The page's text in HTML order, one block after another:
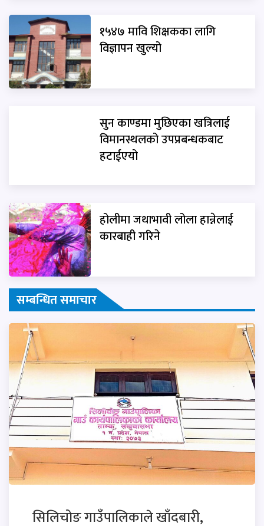
१५४७ मावि शिक्षकका लागि
विज्ञापन खुल्यो
सुन काण्डमा मुछिएका खत्रिलाई
विमानस्थलको उपप्रबन्धकबाट
हटाईएयो
होलीमा जथाभावी लोला हान्नेलाई
कारबाही गरिने
सम्बन्धित समाचार
सिलिचोङ गाउँपालिकाले खाँदबारी,